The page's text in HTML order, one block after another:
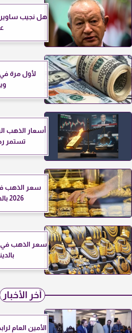
هل نجيب
لأول مرة في
تستمر
2026 بالدرهم والدولار الأمريكي
آخر الأخبار
الأمين العام